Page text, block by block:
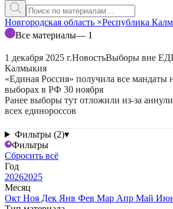
Новгородская область ×Республика
Все материалы— 1
1 декабря 2025 г.НовостьВыборы вне
Калмыкия
«Единая Россия» получила все мандаты
выборах в РФ 30 ноября
Ранее выборы тут отложили из-за
всех единороссов
Фильтры (2)▾
Фильтры
Сбросить всё
Год
20262025
Месяц
Окт Ноя Дек Янв Фев Мар Апр Май